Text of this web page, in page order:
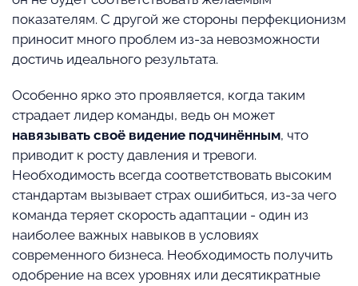
показателям. С другой же стороны перфекционизм
приносит много проблем из-за невозможности
достичь идеального результата.
Особенно ярко это проявляется, когда таким
страдает лидер команды, ведь он может
навязывать своё видение подчинённым, что
приводит к росту давления и тревоги.
Необходимость всегда соответствовать высоким
стандартам вызывает страх ошибиться, из-за чего
команда теряет скорость адаптации - один из
наиболее важных навыков в условиях
современного бизнеса. Необходимость получить
одобрение на всех уровнях или десятикратные